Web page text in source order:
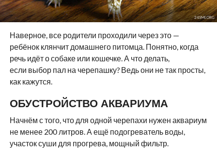
24SMI.ORG
Наверное, все родители проходили через это —
ребёнок клянчит домашнего питомца. Понятно, когда
речь идёт о собаке или кошечке. А что делать,
если выбор пал на черепашку? Ведь они не так просты,
как кажутся.
ОБУСТРОЙСТВО АКВАРИУМА
Начнём с того, что для одной черепахи нужен аквариум
не менее 200 литров. А ещё подогреватель воды,
участок суши для прогрева, мощный фильтр.